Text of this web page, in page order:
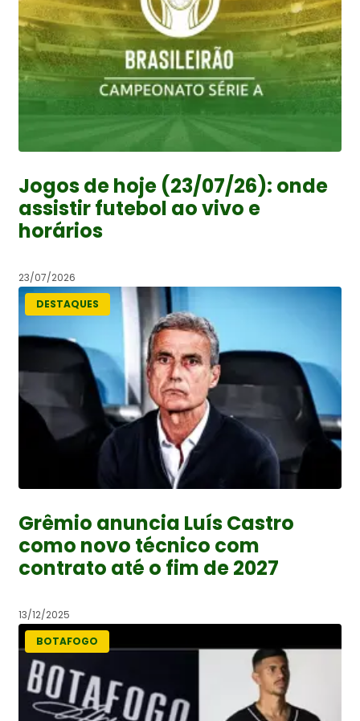
Jogos de hoje (23/07/26): onde
assistir futebol ao vivo e
horários
23/07/2026
DESTAQUES
Grêmio anuncia Luís Castro
como novo técnico com
contrato até o fim de 2027
13/12/2025
BOTAFOGO